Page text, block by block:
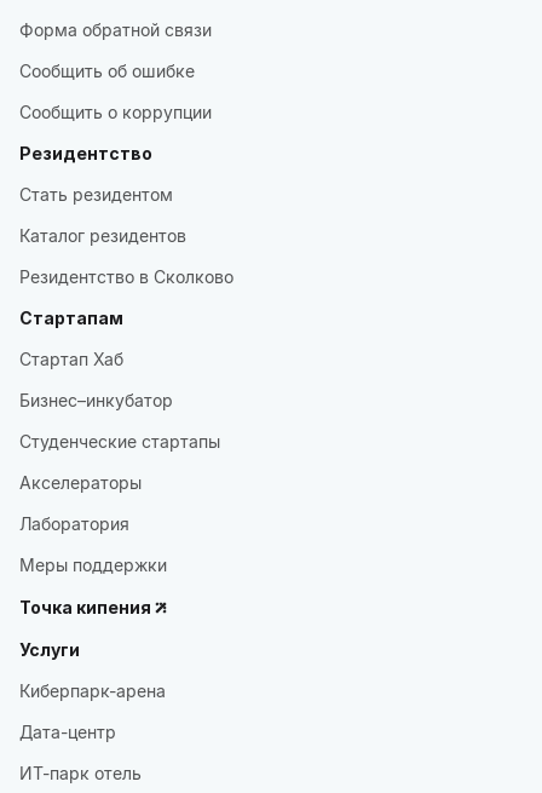
Форма обратной связи
Сообщить об ошибке
Сообщить о коррупции
Резидентство
Стать резидентом
Каталог резидентов
Резидентство в Сколково
Стартапам
Стартап Хаб
Бизнес–инкубатор
Студенческие стартапы
Акселераторы
Лаборатория
Меры поддержки
Точка кипения
Услуги
Киберпарк-арена
Дата-центр
ИТ-парк отель